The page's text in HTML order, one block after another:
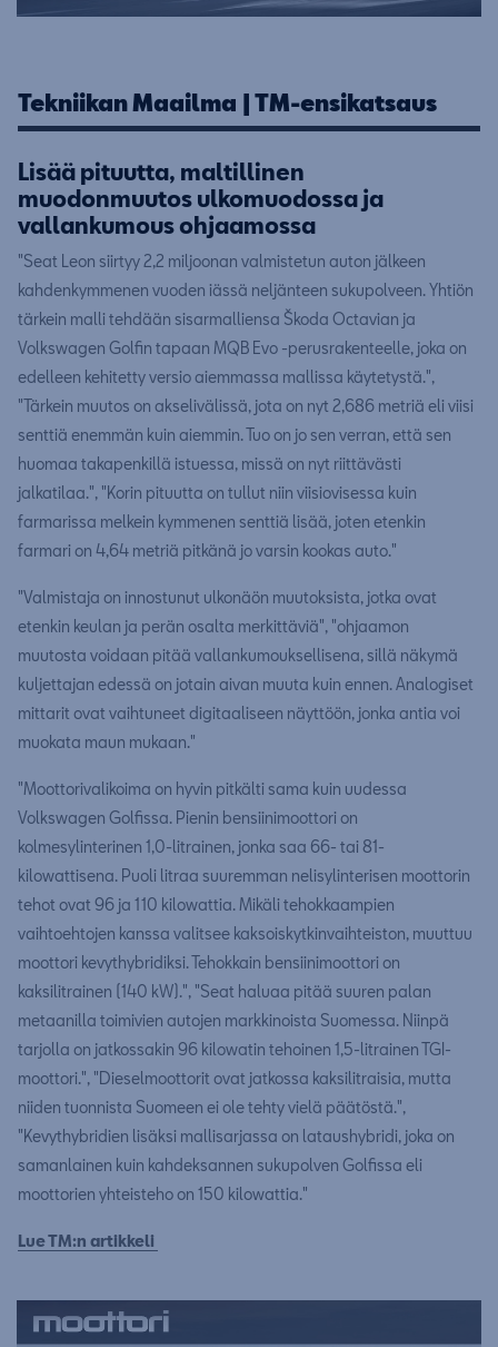
Tekniikan Maailma | TM-ensikatsaus
Lisää pituutta, maltillinen
muodonmuutos ulkomuodossa ja
vallankumous ohjaamossa
"Seat Leon siirtyy 2,2 miljoonan valmistetun auton jälkeen
kahdenkymmenen vuoden iässä neljänteen sukupolveen. Yhtiön
tärkein malli tehdään sisarmalliensa Škoda Octavian ja
Volkswagen Golfin tapaan MQB Evo -perusrakenteelle, joka on
edelleen kehitetty versio aiemmassa mallissa käytetystä.",
"Tärkein muutos on akselivälissä, jota on nyt 2,686 metriä eli viisi
senttiä enemmän kuin aiemmin. Tuo on jo sen verran, että sen
huomaa takapenkillä istuessa, missä on nyt riittävästi
jalkatilaa.", "Korin pituutta on tullut niin viisiovisessa kuin
farmarissa melkein kymmenen senttiä lisää, joten etenkin
farmari on 4,64 metriä pitkänä jo varsin kookas auto."
"Valmistaja on innostunut ulkonäön muutoksista, jotka ovat
etenkin keulan ja perän osalta merkittäviä", "ohjaamon
muutosta voidaan pitää vallankumouksellisena, sillä näkymä
kuljettajan edessä on jotain aivan muuta kuin ennen. Analogiset
mittarit ovat vaihtuneet digitaaliseen näyttöön, jonka antia voi
muokata maun mukaan."
"Moottorivalikoima on hyvin pitkälti sama kuin uudessa
Volkswagen Golfissa. Pienin bensiinimoottori on
kolmesylinterinen 1,0-litrainen, jonka saa 66- tai 81-
kilowattisena. Puoli litraa suuremman nelisylinterisen moottorin
tehot ovat 96 ja 110 kilowattia. Mikäli tehokkaampien
vaihtoehtojen kanssa valitsee kaksoiskytkinvaihteiston, muuttuu
moottori kevythybridiksi. Tehokkain bensiinimoottori on
kaksilitrainen (140 kW).", "Seat haluaa pitää suuren palan
metaanilla toimivien autojen markkinoista Suomessa. Niinpä
tarjolla on jatkossakin 96 kilowatin tehoinen 1,5-litrainen TGI-
moottori.", "Dieselmoottorit ovat jatkossa kaksilitraisia, mutta
niiden tuonnista Suomeen ei ole tehty vielä päätöstä.",
"Kevythybridien lisäksi mallisarjassa on lataushybridi, joka on
samanlainen kuin kahdeksannen sukupolven Golfissa eli
moottorien yhteisteho on 150 kilowattia."
Lue TM:n artikkeli